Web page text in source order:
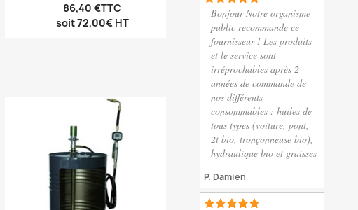
86,40 €TTC
soit 72,00€ HT
Bonjour Notre organisme
public recommande ce
fournisseur ! Les produits
et le service sont
irréprochables après 2
années de commande de
nos différents
consommables : huiles de
tous types (voiture, pont,
2t bio, tronçonneuse bio),
hydraulique bio et graisses
P. Damien